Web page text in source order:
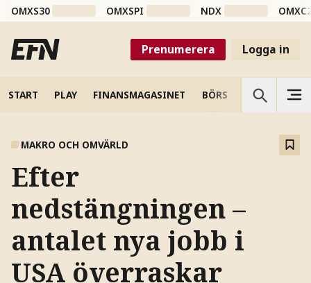
OMXS30 OMXSPI NDX
Prenumerera Logga in
START PLAY FINANSMAGASINET BÖRS VETENSKAP
MAKRO OCH OMVÄRLD
Efter
nedstängningen –
antalet nya jobb i
USA överraskar